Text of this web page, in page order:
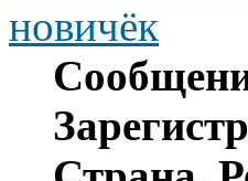
новичёк